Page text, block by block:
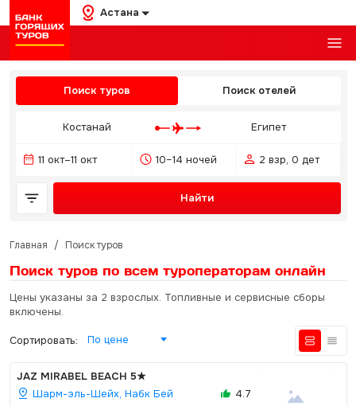
Астана
Поиск туров Поиск отелей
Костанай Египет
11 окт–11 окт 10–14 ночей 2 взр, 0 дет
Найти
Главная / Поиск туров
Поиск туров по всем туроператорам онлайн
Цены указаны за 2 взрослых. Топливные и сервисные сборы
включены.
Сортировать: По цене
JAZ MIRABEL BEACH 5★
Шарм-эль-Шейх, Набк Бей
4.7